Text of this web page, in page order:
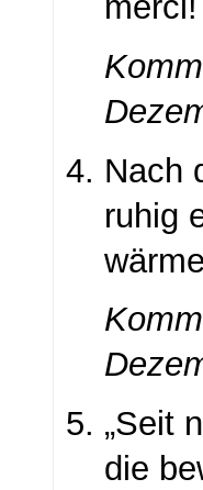
Nach
ruhig
„Seit
die